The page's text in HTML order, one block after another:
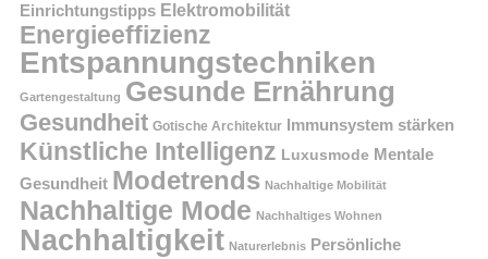
Einrichtungstipps Elektromobilität
Energieeffizienz
Entspannungstechniken
Gartengestaltung Gesunde Ernährung
Gesundheit Gotische Architektur Immunsystem stärken
Künstliche Intelligenz Luxusmode Mentale
Gesundheit Modetrends Nachhaltige Mobilität
Nachhaltige Mode Nachhaltiges Wohnen
Nachhaltigkeit Naturerlebnis Persönliche